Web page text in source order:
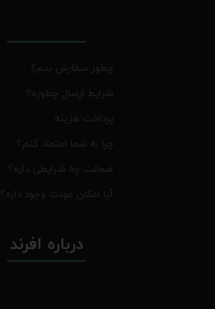
چطور سفارش بدم؟
شرایط ارسال چطوره؟
پرداخت هزینه
چرا به شما اعتماد کنم؟
ضمانت چه شرایطی داره؟
آیا امکان عودت وجود داره؟
درباره افرند